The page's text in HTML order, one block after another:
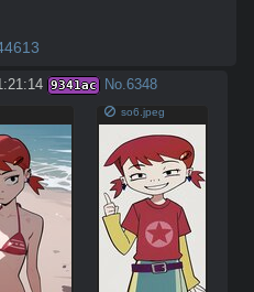
9341ac No.6348
so6.jpeg